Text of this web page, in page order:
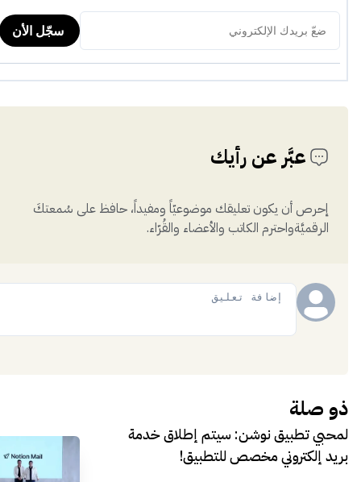
عبَّر عن رأيك
إحرص أن يكون تعليقك موضوعيّاً ومفيداً، حافظ على سُمعتكَ
الرقميَّةواحترم الكاتب والأعضاء والقُرّاء.
ذو صلة
لمحبي تطبيق نوشن: سيتم إطلاق خدمة
بريد إلكتروني مخصص للتطبيق!